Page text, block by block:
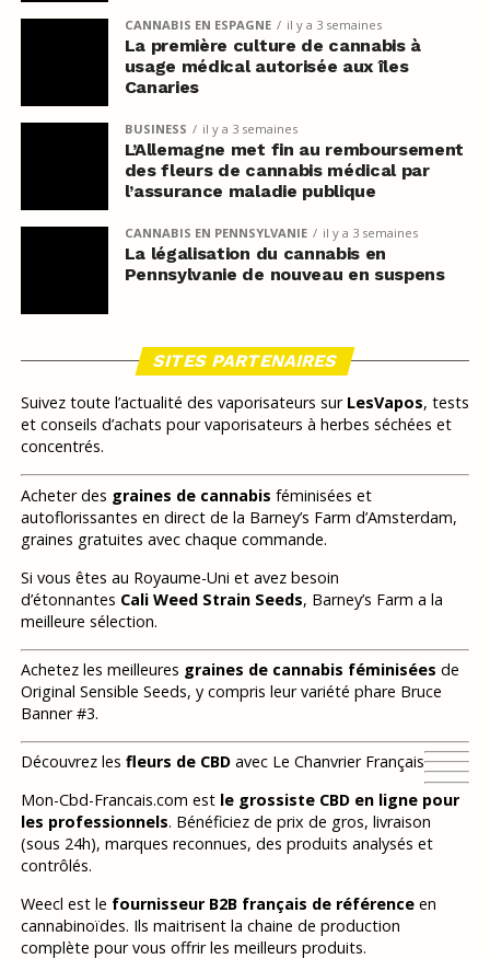
CANNABIS EN ESPAGNE il y a 3 semaines
La première culture de cannabis à
usage médical autorisée aux îles
Canaries
BUSINESS il y a 3 semaines
L’Allemagne met fin au remboursement
des fleurs de cannabis médical par
l’assurance maladie publique
CANNABIS EN PENNSYLVANIE il y a 3 semaines
La légalisation du cannabis en
Pennsylvanie de nouveau en suspens
SITES PARTENAIRES
Suivez toute l’actualité des vaporisateurs sur LesVapos, tests
et conseils d’achats pour vaporisateurs à herbes séchées et
concentrés.
Acheter des graines de cannabis féminisées et
autoflorissantes en direct de la Barney’s Farm d’Amsterdam,
graines gratuites avec chaque commande.
Si vous êtes au Royaume-Uni et avez besoin
d’étonnantes Cali Weed Strain Seeds, Barney’s Farm a la
meilleure sélection.
Achetez les meilleures graines de cannabis féminisées de
Original Sensible Seeds, y compris leur variété phare Bruce
Banner #3.
Découvrez les fleurs de CBDavec Le Chanvrier Français
Mon-Cbd-Francais.com est le grossiste CBD en ligne pour
les professionnels. Bénéficiez de prix de gros, livraison
(sous 24h), marques reconnues, des produits analysés et
contrôlés.
Weecl est le fournisseur B2B français de référenceen
cannabinoïdes. Ils maitrisent la chaine de production
complète pour vous offrir les meilleurs produits.